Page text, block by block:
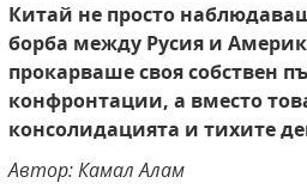
Китай не просто
борба между Русия и
прокарваше своя собствен
конфронтации, а вместо
консолидацията и тихите
Автор: Камал Алам